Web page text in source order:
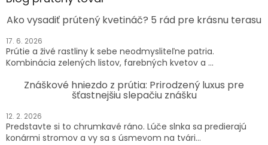
Ako vysadiť prútený kvetináč? 5 rád pre krásnu terasu
17. 6. 2026
Prútie a živé rastliny k sebe neodmysliteľne patria.
Kombinácia zelených listov, farebných kvetov a ...
Znáškové hniezdo z prútia: Prirodzený luxus pre
šťastnejšiu slepačiu znášku
12. 2. 2026
Predstavte si to chrumkavé ráno. Lúče slnka sa predierajú
konármi stromov a vy sa s úsmevom na tvári...